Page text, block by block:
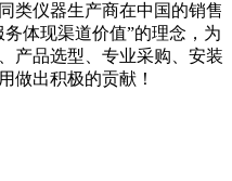
类仪器生产商在中国的销售
体现渠道价值”的理念，为
产品选型、专业采购、安装
做出积极的贡献！